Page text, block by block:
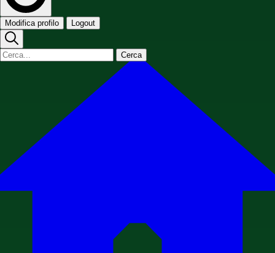
Modifica profilo Logout
Cerca